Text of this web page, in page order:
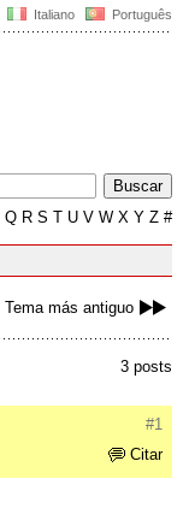
Italiano Português
Q R S T U V W X Y Z #
Tema más antiguo
3 posts
#1
Citar